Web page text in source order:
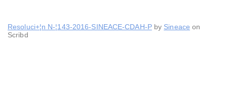
Resoluci+¦n N-¦143-2016-SINEACE-CDAH-Pby Sineace on
Scribd